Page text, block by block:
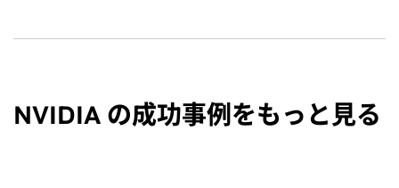
NVIDIA の成功事例をもっと見る